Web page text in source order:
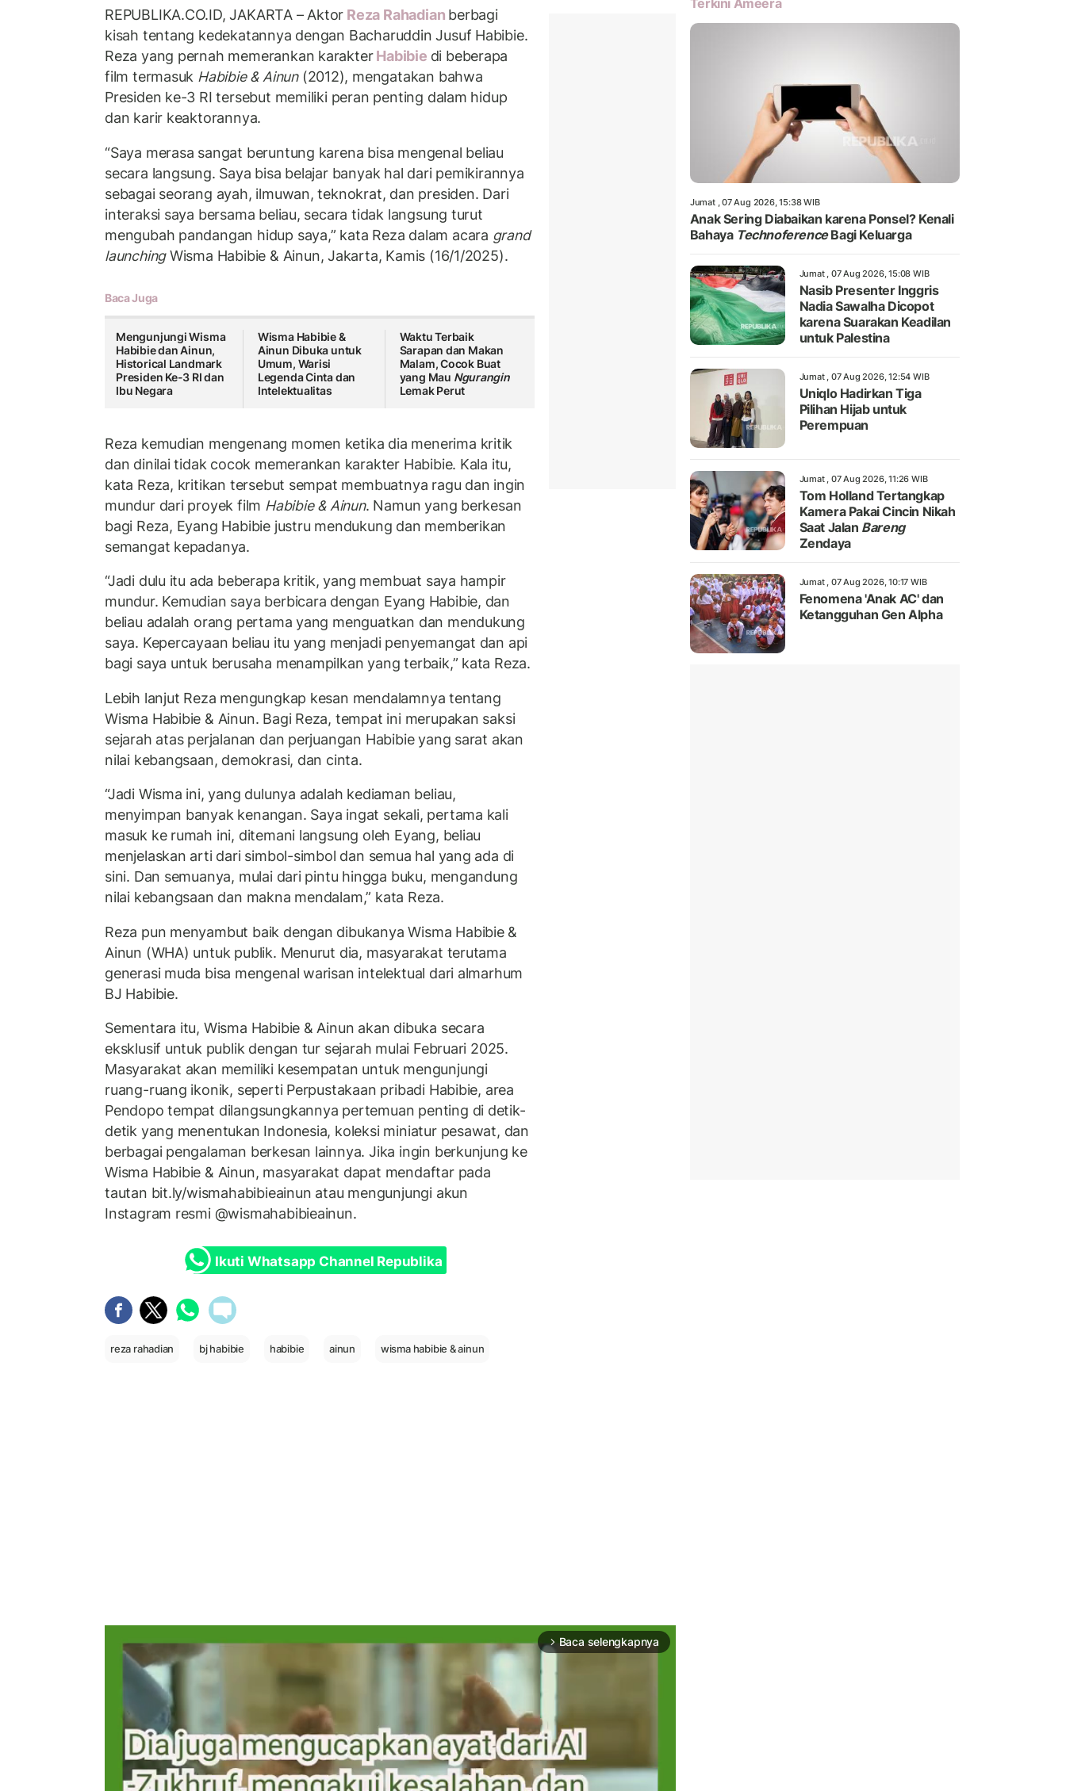
REPUBLIKA.CO.ID, JAKARTA – Aktor Reza Rahadian berbagi
kisah tentang kedekatannya dengan Bacharuddin Jusuf Habibie.
Reza yang pernah memerankan karakterHabibie di beberapa
film termasuk Habibie & Ainun(2012), mengatakan bahwa
Presiden ke-3 RI tersebut memiliki peran penting dalam hidup
dan karir keaktorannya.
“Saya merasa sangat beruntung karena bisa mengenal beliau
secara langsung. Saya bisa belajar banyak hal dari pemikirannya
sebagai seorang ayah, ilmuwan, teknokrat, dan presiden. Dari
interaksi saya bersama beliau, secara tidak langsung turut
mengubah pandangan hidup saya,” kata Reza dalam acara grand
launchingWisma Habibie & Ainun, Jakarta, Kamis (16/1/2025).
Baca Juga
Mengunjungi Wisma
Habibie dan Ainun,
Historical Landmark
Presiden Ke-3 RI dan
Ibu Negara
Wisma Habibie &
Ainun Dibuka untuk
Umum, Warisi
Legenda Cinta dan
Intelektualitas
Waktu Terbaik
Sarapan dan Makan
Malam, Cocok Buat
yang Mau Ngurangin
Lemak Perut
Reza kemudian mengenang momen ketika dia menerima kritik
dan dinilai tidak cocok memerankan karakter Habibie. Kala itu,
kata Reza, kritikan tersebut sempat membuatnya ragu dan ingin
mundur dari proyek film Habibie & Ainun. Namun yang berkesan
bagi Reza, Eyang Habibie justru mendukung dan memberikan
semangat kepadanya.
“Jadi dulu itu ada beberapa kritik, yang membuat saya hampir
mundur. Kemudian saya berbicara dengan Eyang Habibie, dan
beliau adalah orang pertama yang menguatkan dan mendukung
saya. Kepercayaan beliau itu yang menjadi penyemangat dan api
bagi saya untuk berusaha menampilkan yang terbaik,” kata Reza.
Lebih lanjut Reza mengungkap kesan mendalamnya tentang
Wisma Habibie & Ainun. Bagi Reza, tempat ini merupakan saksi
sejarah atas perjalanan dan perjuangan Habibie yang sarat akan
nilai kebangsaan, demokrasi, dan cinta.
“Jadi Wisma ini, yang dulunya adalah kediaman beliau,
menyimpan banyak kenangan. Saya ingat sekali, pertama kali
masuk ke rumah ini, ditemani langsung oleh Eyang, beliau
menjelaskan arti dari simbol-simbol dan semua hal yang ada di
sini. Dan semuanya, mulai dari pintu hingga buku, mengandung
nilai kebangsaan dan makna mendalam,” kata Reza.
Reza pun menyambut baik dengan dibukanya Wisma Habibie &
Ainun (WHA) untuk publik. Menurut dia, masyarakat terutama
generasi muda bisa mengenal warisan intelektual dari almarhum
BJ Habibie.
Sementara itu, Wisma Habibie & Ainun akan dibuka secara
eksklusif untuk publik dengan tur sejarah mulai Februari 2025.
Masyarakat akan memiliki kesempatan untuk mengunjungi
ruang-ruang ikonik, seperti Perpustakaan pribadi Habibie, area
Pendopo tempat dilangsungkannya pertemuan penting di detik-
detik yang menentukan Indonesia, koleksi miniatur pesawat, dan
berbagai pengalaman berkesan lainnya. Jika ingin berkunjung ke
Wisma Habibie & Ainun, masyarakat dapat mendaftar pada
tautan bit.ly/wismahabibieainun atau mengunjungi akun
Instagram resmi @wismahabibieainun.
Ikuti Whatsapp Channel Republika
reza rahadian bj habibie habibie ainun wisma habibie & ainun
arrow_forward_ios Baca selengkapnya
Terkini Ameera
Jumat , 07 Aug 2026, 15:38 WIB
Anak Sering Diabaikan karena Ponsel? Kenali
Bahaya TechnoferenceBagi Keluarga
Jumat , 07 Aug 2026, 15:08 WIB
Nasib Presenter Inggris
Nadia Sawalha Dicopot
karena Suarakan Keadilan
untuk Palestina
Jumat , 07 Aug 2026, 12:54 WIB
Uniqlo Hadirkan Tiga
Pilihan Hijab untuk
Perempuan
Jumat , 07 Aug 2026, 11:26 WIB
Tom Holland Tertangkap
Kamera Pakai Cincin Nikah
Saat Jalan Bareng
Zendaya
Jumat , 07 Aug 2026, 10:17 WIB
Fenomena 'Anak AC' dan
Ketangguhan Gen Alpha